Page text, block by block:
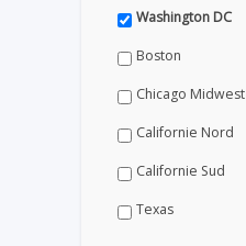
Washington DC
Boston
Chicago Midwest
Californie Nord
Californie Sud
Texas